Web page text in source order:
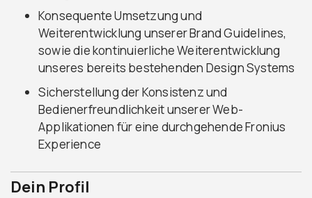
Konsequente Umsetzung und
Weiterentwicklung unserer Brand Guidelines,
sowie die kontinuierliche Weiterentwicklung
unseres bereits bestehenden Design Systems
Sicherstellung der Konsistenz und
Bedienerfreundlichkeit unserer Web-
Applikationen für eine durchgehende Fronius
Experience
Dein Profil